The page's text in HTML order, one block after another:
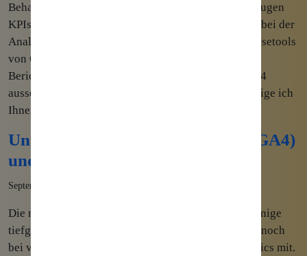
Behalte mit individuellen GA4 Berichten alle wichtiugen
KPIs deines Unternehmens im Blick Ein Kernthema bei der
Analyse ist auch mit der neuesten Version des Analysetools
von Google die Nutzung von unterschiedlichsten
Berichten. Wie solche Berichte in Google Analytics 4
aussehen und individuell erstellt werden können, zeige ich
Ihnen in diesem Beitrag. Was sind Berichte in […]
Unterschiede Google Analytics 4 (GA4)
und Universal Analytics
September 14th, 2022
Die neue Version von Googles Analysetool bringt einige
tiefgreifende Änderungen im Vergleich zum derzeit noch
bei vielen Unternehmen genutzten Universal Analytics mit.